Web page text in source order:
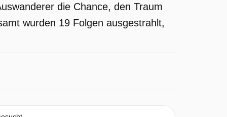
die Chance, den Traum
wurden 19 Folgen ausgestrahlt,